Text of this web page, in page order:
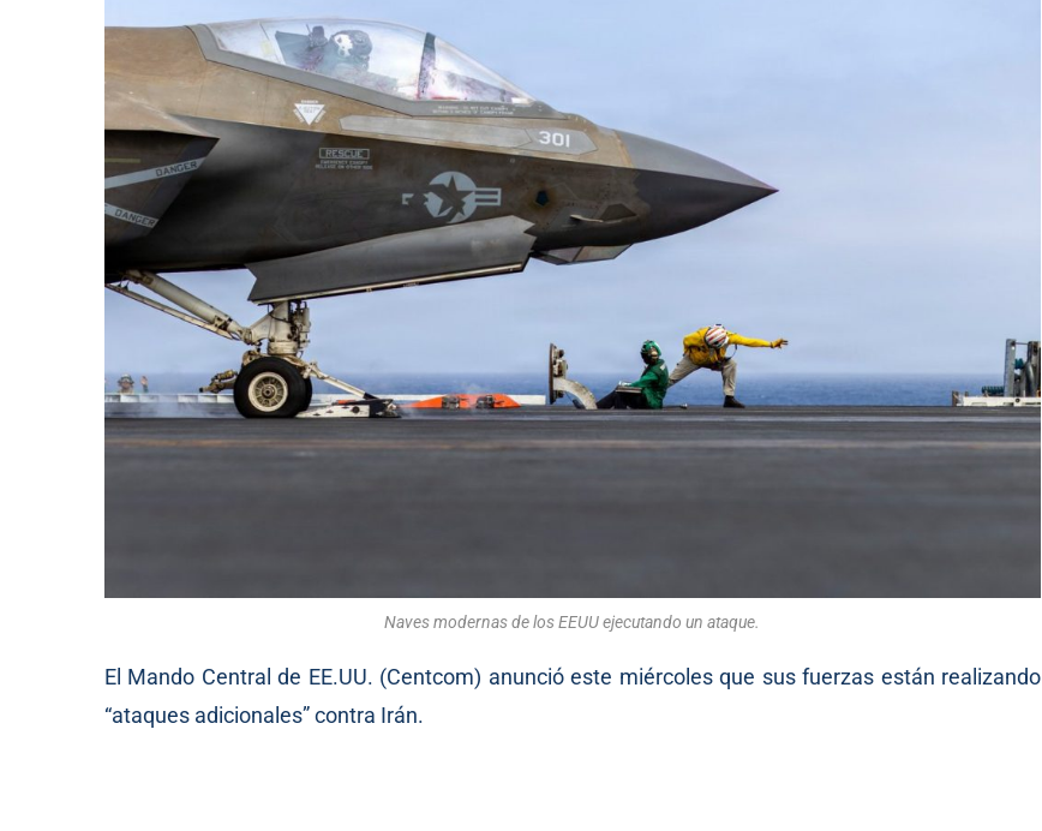
Naves modernas de los EEUU ejecutando un ataque.
El Mando Central de EE.UU. (Centcom) anunció este miércoles que sus fuerzas están realizando
“ataques adicionales” contra Irán.